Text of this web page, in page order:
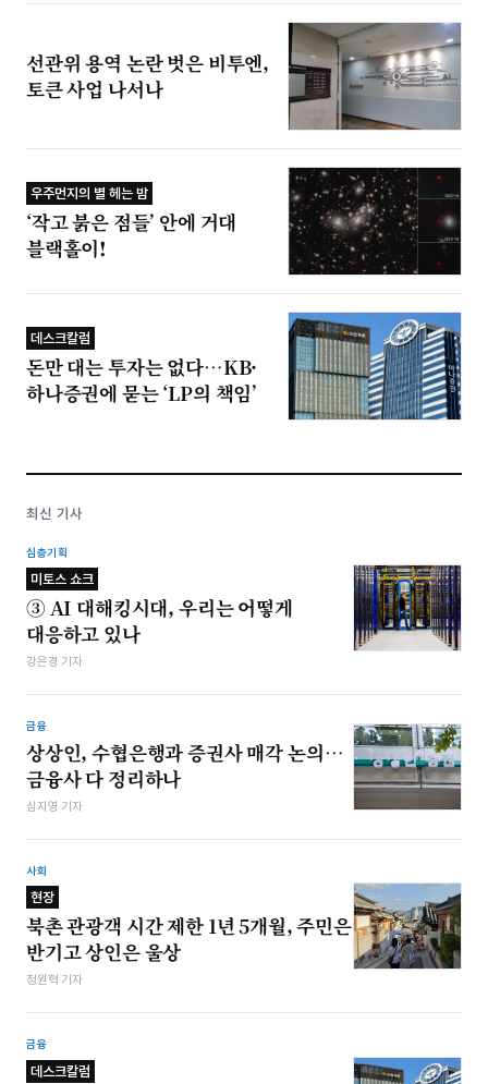
선관위 용역 논란 벗은 비투엔,
토큰 사업 나서나
우주먼지의 별 헤는 밤
‘작고 붉은 점들’ 안에 거대
블랙홀이!
데스크칼럼
돈만 대는 투자는 없다…KB·
하나증권에 묻는 ‘LP의 책임’
최신 기사
심층기획
미토스 쇼크
③ AI 대해킹시대, 우리는 어떻게
대응하고 있나
강은경 기자
금융
상상인, 수협은행과 증권사 매각 논의…
금융사 다 정리하나
심지영 기자
사회
현장
북촌 관광객 시간 제한 1년 5개월, 주민은
반기고 상인은 울상
정원혁 기자
금융
데스크칼럼